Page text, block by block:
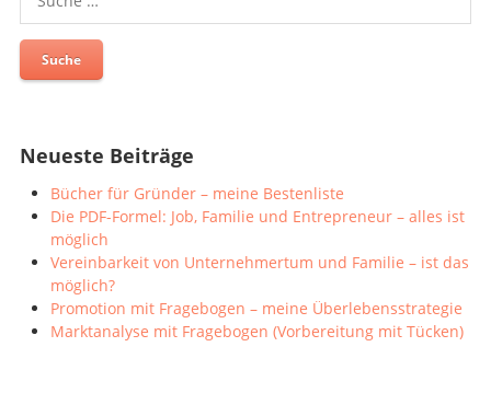
nach:
Neueste Beiträge
Bücher für Gründer – meine Bestenliste
Die PDF-Formel: Job, Familie und Entrepreneur – alles ist
möglich
Vereinbarkeit von Unternehmertum und Familie – ist das
möglich?
Promotion mit Fragebogen – meine Überlebensstrategie
Marktanalyse mit Fragebogen (Vorbereitung mit Tücken)